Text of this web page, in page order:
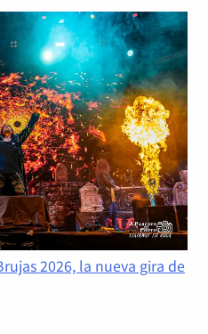
2026, la nueva gira de